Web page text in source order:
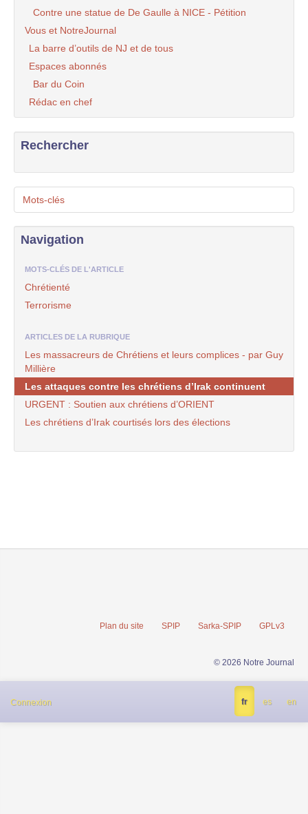
Contre une statue de De Gaulle à NICE - Pétition
Vous et NotreJournal
La barre d’outils de NJ et de tous
Espaces abonnés
Bar du Coin
Rédac en chef
Rechercher
Mots-clés
Navigation
MOTS-CLÉS DE L'ARTICLE
Chrétienté
Terrorisme
ARTICLES DE LA RUBRIQUE
Les massacreurs de Chrétiens et leurs complices - par Guy
Millière
Les attaques contre les chrétiens d’Irak continuent
URGENT : Soutien aux chrétiens d’ORIENT
Les chrétiens d’Irak courtisés lors des élections
Plan du site SPIP Sarka-SPIP GPLv3
© 2026 Notre Journal
Connexion fr es en